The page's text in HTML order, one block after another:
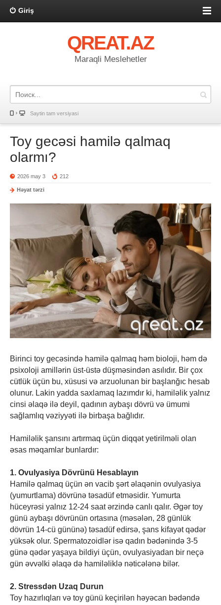
Giriş
QREAT.AZ
Maraqli Meslehetler
Saytin tam versiyasi
Toy gecəsi hamilə qalmaq
olarmı?
2026 may 3 212
Həyat tərzi
Birinci toy gecəsində hamilə qalmaq həm bioloji, həm də
psixoloji amillərin üst-üstə düşməsindən asılıdır. Bir çox
cütlük üçün bu, xüsusi və arzuolunan bir başlanğıc hesab
olunur. Lakin yadda saxlamaq lazımdır ki, hamiləlik yalnız
cinsi əlaqə ilə deyil, qadının aybaşı dövrü və ümumi
sağlamlıq vəziyyəti ilə birbaşa bağlıdır.
Hamiləlik şansını artırmaq üçün diqqət yetirilməli olan
əsas məqamlar bunlardır:
1. Ovulyasiya Dövrünü Hesablayın
Hamilə qalmaq üçün ən vacib şərt əlaqənin ovulyasiya
(yumurtlama) dövrünə təsadüf etməsidir. Yumurta
hüceyrəsi yalnız 12-24 saat ərzində canlı qalır. Əgər toy
günü aybaşı dövrünün ortasına (məsələn, 28 günlük
dövrün 14-cü gününə) təsadüf edirsə, şans kifayət qədər
yüksək olur. Spermatozoidlər isə qadın bədənində 3-5
günə qədər yaşaya bildiyi üçün, ovulyasiyadan bir neçə
gün əvvəlki əlaqə də hamiləliklə nəticələnə bilər.
2. Stressdən Uzaq Durun
Toy hazırlıqları və toy günü keçirilən həyəcan bədəndə